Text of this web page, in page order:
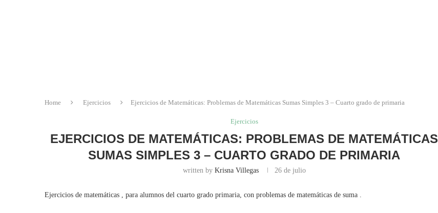
Home Ejercicios Ejercicios de Matemáticas: Problemas de Matemáticas Sumas Simples 3 – Cuarto grado de primaria
Ejercicios
EJERCICIOS DE MATEMÁTICAS: PROBLEMAS DE MATEMÁTICAS
SUMAS SIMPLES 3 – CUARTO GRADO DE PRIMARIA
written by Krisna Villegas 26 de julio
Ejercicios de matemáticas , para alumnos del cuarto grado primaria, con problemas de matemáticas de suma .